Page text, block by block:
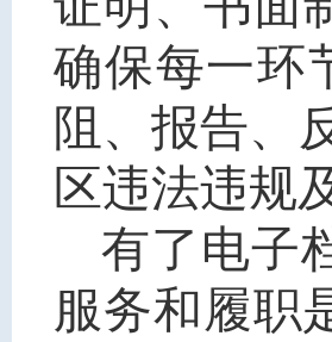
确保每一环
阻、报告、
区违法违规
有了电子
服务和履职